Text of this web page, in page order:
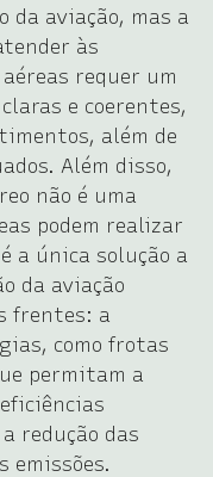
da aviação, mas a
às
requer um
e coerentes,
além de
Além disso,
não é uma
podem realizar
a única solução a
da aviação
frentes: a
como frotas
permitam a
redução das
emissões.